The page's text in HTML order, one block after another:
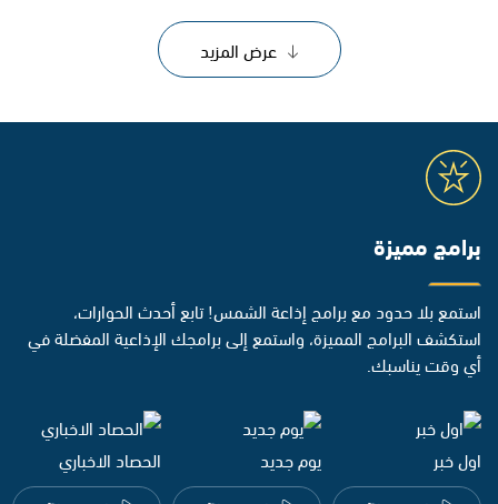
عرض المزيد
برامج مميزة
استمع بلا حدود مع برامج إذاعة الشمس! تابع أحدث الحوارات،
استكشف البرامج المميزة، واستمع إلى برامجك الإذاعية المفضلة في
أي وقت يناسبك.
اول خبر
يوم جديد
الحصاد الاخباري